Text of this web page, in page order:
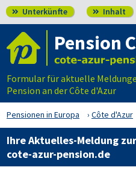
 Unterkünfte  Inhalt
Pension
Formular für aktuelle
Pension an der Côte d'Azur
Pensionen in Europa Côte d'Azur
Ihre Aktuelles-Meldung
cote-azur-pension.de